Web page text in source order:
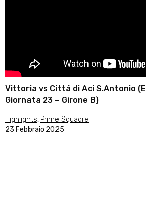
Vittoria vs Cittá di Aci S.Antonio
Giornata 23 – Girone B)
Highlights, Prime Squadre
23 Febbraio 2025